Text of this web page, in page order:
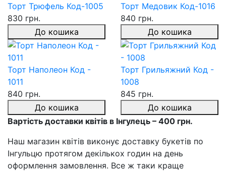
Торт Трюфель Код-1005
830 грн.
До кошика
Торт Медовик Код-1016
840 грн.
До кошика
Торт Наполеон Код -
1011
840 грн.
До кошика
Торт Грильяжний Код -
1008
845 грн.
До кошика
Вартість доставки квітів в Інгулець – 400 грн.
Наш магазин квітів виконує доставку букетів по
Інгульцю протягом декількох годин на день
оформлення замовлення. Все ж таки краще